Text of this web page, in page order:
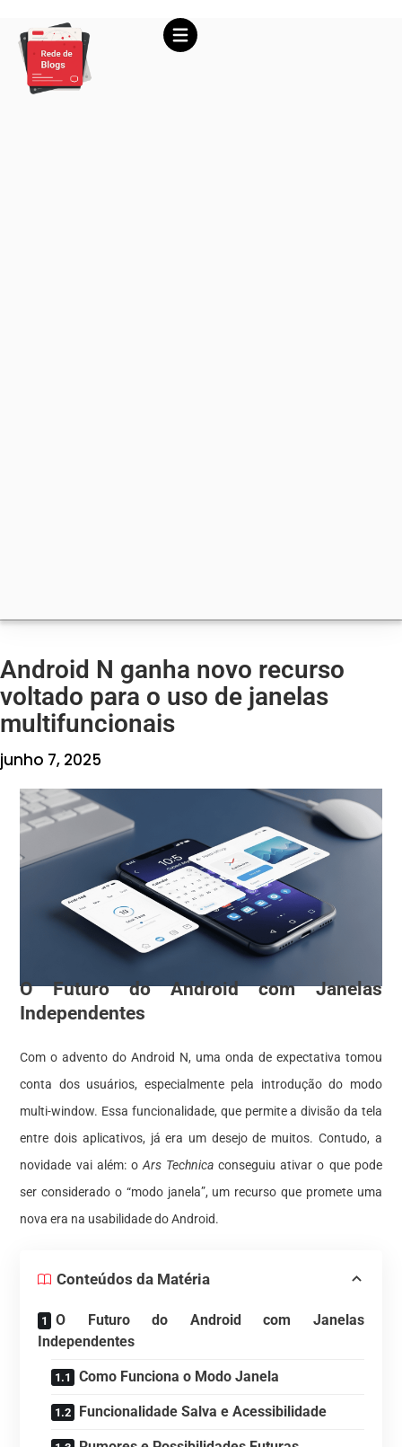
Android N ganha novo recurso
voltado para o uso de janelas
multifuncionais
junho 7, 2025
O Futuro do Android com Janelas
Independentes
Com o advento do Android N, uma onda de expectativa tomou
conta dos usuários, especialmente pela introdução do modo
multi-window. Essa funcionalidade, que permite a divisão da tela
entre dois aplicativos, já era um desejo de muitos. Contudo, a
novidade vai além: oArs Technica conseguiu ativar o que pode
ser considerado o “modo janela”, um recurso que promete uma
nova era na usabilidade do Android.
Conteúdos da Matéria
O Futuro do Android com Janelas
Independentes
Como Funciona o Modo Janela
Funcionalidade Salva e Acessibilidade